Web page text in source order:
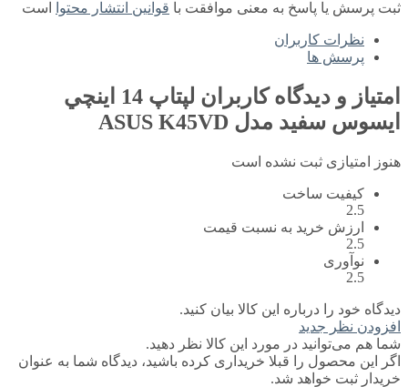
ثبت پرسش یا پاسخ به معنی موافقت با قوانین انتشار محتوا است
نظرات کاربران
پرسش ها
امتیاز و دیدگاه کاربران
لپتاپ 14 اينچي
ايسوس سفید مدل ASUS K45VD
هنوز امتیازی ثبت نشده است
کیفیت ساخت
2.5
ارزش خرید به نسبت قیمت
2.5
نوآوری
2.5
دیدگاه خود را درباره این کالا بیان کنید.
افزودن نظر جدید
شما هم می‌توانید در مورد این کالا نظر دهید.
اگر این محصول را قبلا خریداری کرده باشید، دیدگاه شما به عنوان
خریدار ثبت خواهد شد.